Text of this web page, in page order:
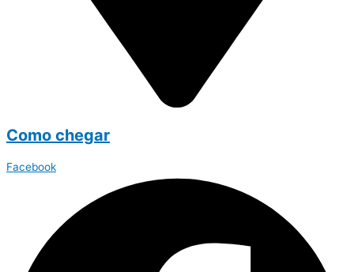
Como chegar
Facebook